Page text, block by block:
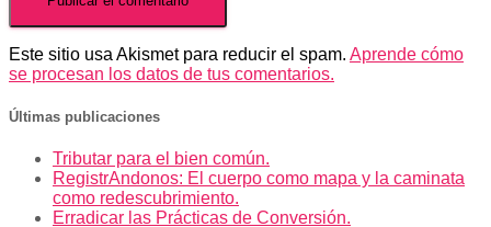
Este sitio usa Akismet para reducir el spam. Aprende cómo
se procesan los datos de tus comentarios.
Últimas publicaciones
Tributar para el bien común.
RegistrAndonos: El cuerpo como mapa y la caminata
como redescubrimiento.
Erradicar las Prácticas de Conversión.